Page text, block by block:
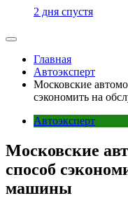
2 дня спустя
Главная
Автоэксперт
Московские
сэкономить на
Автоэксперт
Московские
способ
машины